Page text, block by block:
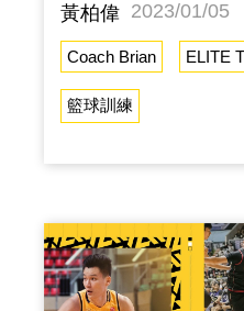
拋投的機會，相信他
努力練習，才能將技
刁專的運球能力，不
距離兩分得出手機
現，我們都知道，
往往需要恢復比賽
簡單的事情做起，
黃柏偉 2023/01/05
Coach Brian ELITE
籃球訓練